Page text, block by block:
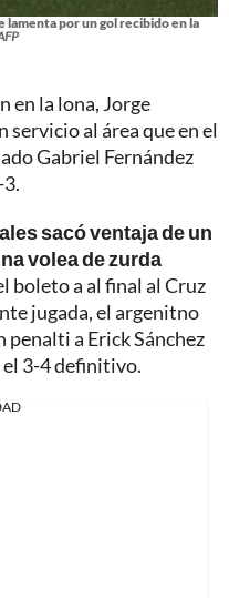
lamenta por un gol recibido en la
en la lona, Jorge
servicio al área que en el
Gabriel Fernández
sacó ventaja de un
volea de zurda
boleto a al final al Cruz
jugada, el argenitno
a Erick Sánchez
3-4 definitivo.